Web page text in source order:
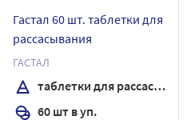
Гастал 60 шт. таблетки для
рассасывания
ГАСТАЛ
таблетки для рассасывания
60 шт в уп.